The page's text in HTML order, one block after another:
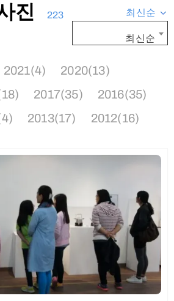
진 223 최신순
최신순
2021(4)
2020(13)
2017(35)
2016(35)
2013(17) 2012(16)